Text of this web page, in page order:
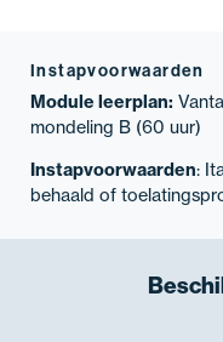
Instapvoorwaarden
Module leerplan:
mondeling B (60 uur)
Instapvoorwaarden:
behaald of